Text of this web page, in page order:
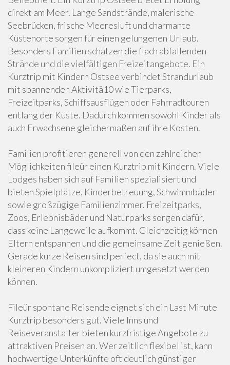
direkt am Meer. Lange Sandstrände, malerische
Seebrücken, frische Meeresluft und charmante
Küstenorte sorgen für einen gelungenen Urlaub.
Besonders Familien schätzen die flach abfallenden
Strände und die vielfältigen Freizeitangebote. Ein
Kurztrip mit Kindern Ostsee verbindet Strandurlaub
mit spannenden Aktivitä10 wie Tierparks,
Freizeitparks, Schiffsausflügen oder Fahrradtouren
entlang der Küste. Dadurch kommen sowohl Kinder als
auch Erwachsene gleichermaßen auf ihre Kosten.
Familien profitieren generell von den zahlreichen
Möglichkeiten fileür einen Kurztrip mit Kindern. Viele
Lodges haben sich auf Familien spezialisiert und
bieten Spielplätze, Kinderbetreuung, Schwimmbäder
sowie großzügige Familienzimmer. Freizeitparks,
Zoos, Erlebnisbäder und Naturparks sorgen dafür,
dass keine Langeweile aufkommt. Gleichzeitig können
Eltern entspannen und die gemeinsame Zeit genießen.
Gerade kurze Reisen sind perfect, da sie auch mit
kleineren Kindern unkompliziert umgesetzt werden
können.
Fileür spontane Reisende eignet sich ein Last Minute
Kurztrip besonders gut. Viele Inns und
Reiseveranstalter bieten kurzfristige Angebote zu
attraktiven Preisen an. Wer zeitlich flexibel ist, kann
hochwertige Unterkünfte oft deutlich günstiger